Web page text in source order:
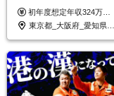
め*産育休取得実績豊富*
い制服*社割有
初年度想定年収324万円～690万円！ ◆全国一律 月給230,000円～＋賞与＋通勤手当＋役職手当＋時間外手当 《手当充実！》 ＊昇給/年1回 ＊賞与/年2回（7月/12月） ＊通勤手当：交通費支給（規定あり） ＊時間外手当 ＊販売職手当 ＊役職手当 《キャリアパス》 ▼店長（32歳）／年収400万円 ▼トレーナー（37歳）／年収500万円 ▼SV（40歳）／年収570万円 ※SVとして活躍された場合、574万円以上に昇給も目指せます。 日頃のお店での頑張りをしっかり評価する体制を整えており、 ご自身の努力次第で昇給する制度を用意しています！ 《ゆくゆくは・・・》 ■店舗スタッフをとりまとめ、お店づくりを主体で行う店長へ ■複数店舗を統括するトレーナーへとキャリアアップ ■様々な規模の店舗を経験しSVとして活躍した後は、本社の教育担当や店舗支援を担う本部スタッフとして活躍いただけます。 ※経験・能力を考慮の上、当社規定により優遇いたします。 ※入社日から6カ月間の試用期間あり。その間の待遇に差異はありません。
東京都_大阪府_愛知県_北海道_栃木県_静岡県_兵庫県_京都府_福岡県